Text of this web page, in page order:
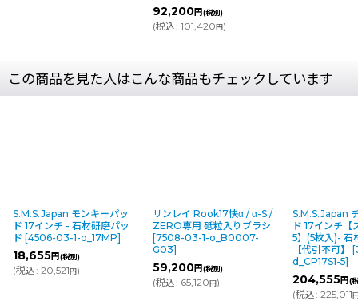
92,200円(税別)
(税込: 101,420円)
この商品を見た人はこんな商品もチェックしています
S.M.S.Japan モンキーパッ
ド 17インチ - 石材研磨パッ
ド [4506-03-1-o_17MP]
18,655円(税別)
(税込: 20,521円)
リンレイ Rook17快α / α-S /
ZERO専用 砥粒入りブラシ
[7508-03-1-o_B0007-
G03]
59,200円(税別)
(税込: 65,120円)
S.M.S.Japan
ド 17インチ【
5】(5枚入)- 石
【代引不可】
[
d_CP17S1-5]
204,555円(
(税込: 225,011